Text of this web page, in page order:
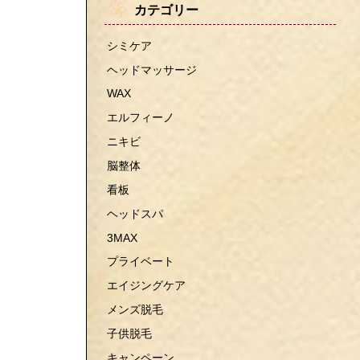
カテゴリー
シミケア
ヘッドマッサージ
WAX
エルフィーノ
ニキビ
脳整体
看板
ヘッドスパ
3MAX
プライベート
エイジングケア
メンズ脱毛
子供脱毛